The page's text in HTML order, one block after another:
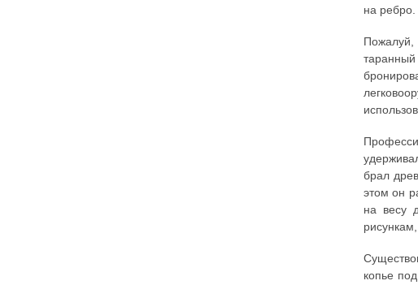
на
Пожалуй,
брал
этом он
на весу
копье